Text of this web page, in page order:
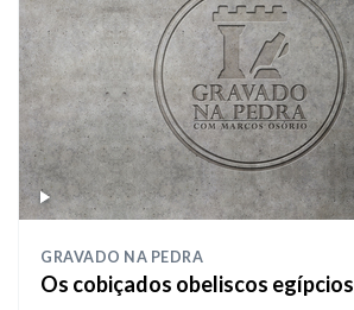
GRAVADO NA PEDRA
Os cobiçados obeliscos egípcios